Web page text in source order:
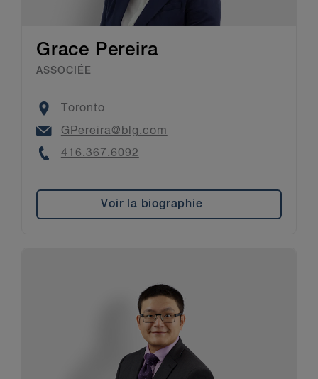
Grace Pereira
ASSOCIÉE
Location
Toronto
Email
GPereira@blg.com
Phone
416.367.6092
Voir la biographie